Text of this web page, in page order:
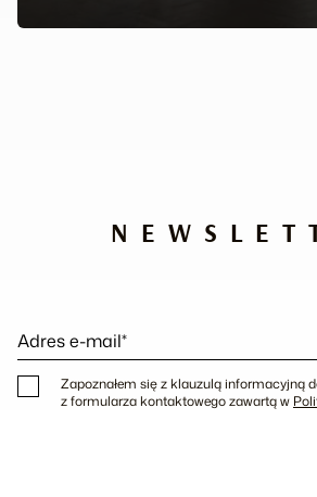
Adres e-mail*
Zapoznałem się z klauzulą informacyjną
z formularza kontaktowego zawartą w